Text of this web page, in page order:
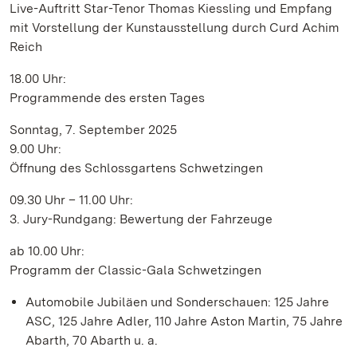
Live-Auftritt Star-Tenor Thomas Kiessling und Empfang
mit Vorstellung der Kunstausstellung durch Curd Achim
Reich
18.00 Uhr:
Programmende des ersten Tages
Sonntag, 7. September 2025
9.00 Uhr:
Öffnung des Schlossgartens Schwetzingen
09.30 Uhr – 11.00 Uhr:
3. Jury-Rundgang: Bewertung der Fahrzeuge
ab 10.00 Uhr:
Programm der Classic-Gala Schwetzingen
Automobile Jubiläen und Sonderschauen: 125 Jahre
ASC, 125 Jahre Adler, 110 Jahre Aston Martin, 75 Jahre
Abarth, 70 Abarth u. a.